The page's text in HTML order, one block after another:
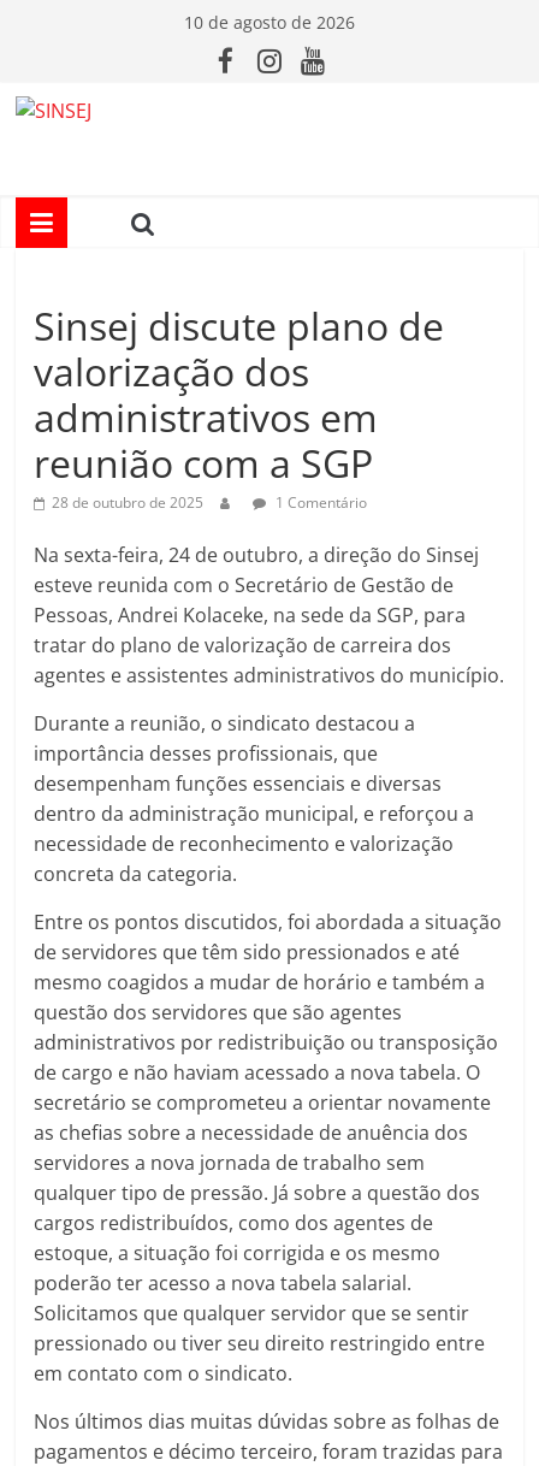
conteúdo
10 de agosto de 2026
I
S
E
Sinsej discute plano de
valorização dos
administrativos em
reunião com a SGP
28 de outubro de 2025 1 Comentário
Na sexta-feira, 24 de outubro, a direção do Sinsej
esteve reunida com o Secretário de Gestão de
Pessoas, Andrei Kolaceke, na sede da SGP, para
tratar do plano de valorização de carreira dos
agentes e assistentes administrativos do município.
Durante a reunião, o sindicato destacou a
importância desses profissionais, que
desempenham funções essenciais e diversas
dentro da administração municipal, e reforçou a
necessidade de reconhecimento e valorização
concreta da categoria.
Entre os pontos discutidos, foi abordada a situação
de servidores que têm sido pressionados e até
mesmo coagidos a mudar de horário e também a
questão dos servidores que são agentes
administrativos por redistribuição ou transposição
de cargo e não haviam acessado a nova tabela. O
secretário se comprometeu a orientar novamente
as chefias sobre a necessidade de anuência dos
servidores a nova jornada de trabalho sem
qualquer tipo de pressão. Já sobre a questão dos
cargos redistribuídos, como dos agentes de
estoque, a situação foi corrigida e os mesmo
poderão ter acesso a nova tabela salarial.
Solicitamos que qualquer servidor que se sentir
pressionado ou tiver seu direito restringido entre
em contato com o sindicato.
Nos últimos dias muitas dúvidas sobre as folhas de
pagamentos e décimo terceiro, foram trazidas para